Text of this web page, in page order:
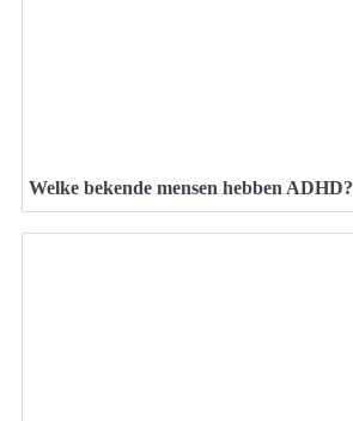
Welke bekende mensen hebben ADHD?